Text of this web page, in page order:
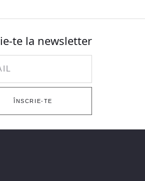
te la newsletter
ÎNSCRIE-TE